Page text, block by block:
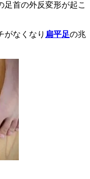
足首の外反変形が起こ
がなくなり 扁平足の兆